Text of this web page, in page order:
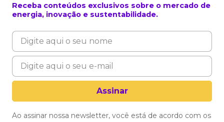
Receba conteúdos exclusivos sobre o mercado de
energia, inovação e sustentabilidade.
Ao assinar nossa newsletter, você está de acordo com os